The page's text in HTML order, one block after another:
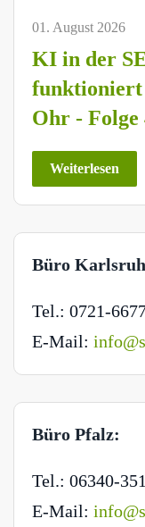
01. August 2026
KI in der
funktioniert
Ohr - Folge
Weiterlesen
Büro
Tel.: 0721-
E-Mail:
Büro Pfalz:
Tel.: 06340-
E-Mail: